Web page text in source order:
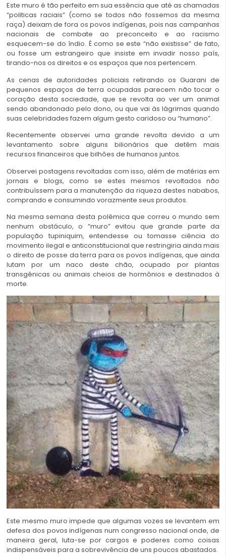
Este muro é tão perfeito em sua essência que até as chamadas
“politicas raciais” (como se todos não fossemos da mesma
raça) deixam de fora os povos indígenas, pois nas campanhas
nacionais de combate ao preconceito e ao racismo
esquecem-se do índio. É como se este “não existisse” de fato,
ou fosse um estrangeiro que insiste em invadir nosso país,
tirando-nos os direitos e os espaços que nos pertencem.
As cenas de autoridades policiais retirando os Guarani de
pequenos espaços de terra ocupadas parecem não tocar o
coração desta sociedade, que se revolta ao ver um animal
sendo abandonado pelo dono, ou que vai às lágrimas quando
suas celebridades fazem algum gesto caridoso ou “humano”.
Recentemente observei uma grande revolta devido a um
levantamento sobre alguns bilionários que detêm mais
recursos financeiros que bilhões de humanos juntos.
Observei postagens revoltadas com isso, além de matérias em
jornais e blogs, como se estes mesmos revoltados não
contribuíssem para a manutenção da riqueza destes nababos,
comprando e consumindo vorazmente seus produtos.
Na mesma semana desta polêmica que correu o mundo sem
nenhum obstáculo, o “muro” evitou que grande parte da
população tupiniquim, entendesse ou tomasse ciência do
movimento ilegal e anticonstitucional que restringiria ainda mais
o direito de posse da terra para os povos indígenas, que ainda
lutam por um naco deste chão, ocupado por plantas
transgênicas ou animais cheios de hormônios e destinados à
morte.
Este mesmo muro impede que algumas vozes se levantem em
defesa dos povos indígenas num congresso nacional onde, de
maneira geral, luta-se por cargos e poderes como coisas
indispensáveis para a sobrevivência de uns poucos abastados.